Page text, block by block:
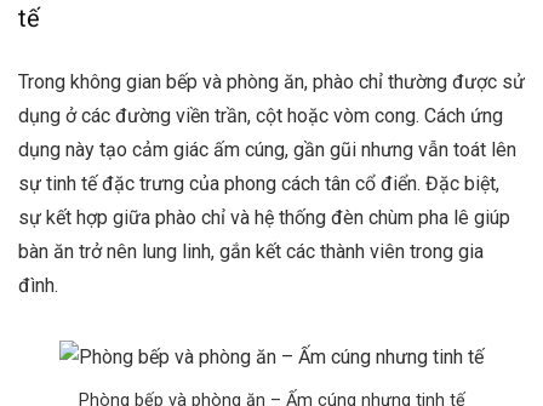
tế
Trong không gian bếp và phòng ăn, phào chỉ thường được sử
dụng ở các đường viền trần, cột hoặc vòm cong. Cách ứng
dụng này tạo cảm giác ấm cúng, gần gũi nhưng vẫn toát lên
sự tinh tế đặc trưng của phong cách tân cổ điển. Đặc biệt,
sự kết hợp giữa phào chỉ và hệ thống đèn chùm pha lê giúp
bàn ăn trở nên lung linh, gắn kết các thành viên trong gia
đình.
Phòng bếp và phòng ăn – Ấm cúng nhưng tinh tế